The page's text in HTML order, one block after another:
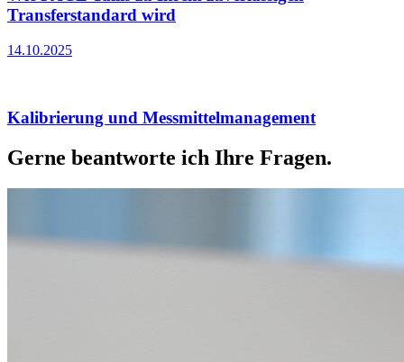
Transferstandard wird
14.10.2025
Kalibrierung und Messmittelmanagement
Gerne beantworte ich Ihre Fragen.